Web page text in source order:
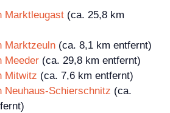
Marktleugast (ca. 25,8 km
Marktzeuln (ca. 8,1 km entfernt)
Meeder (ca. 29,8 km entfernt)
Mitwitz (ca. 7,6 km entfernt)
Neuhaus-Schierschnitz (ca.